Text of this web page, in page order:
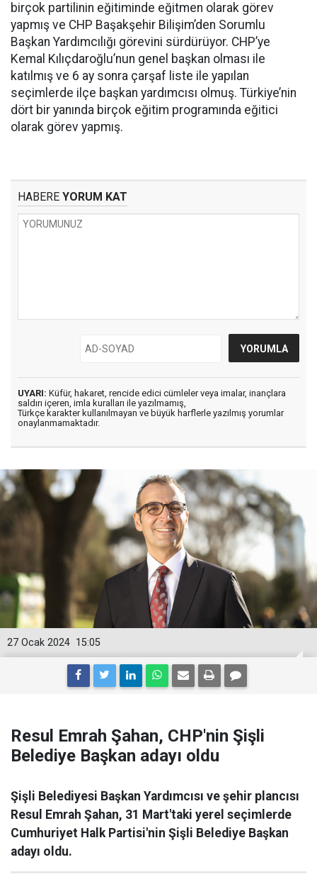
birçok partilinin eğitiminde eğitmen olarak görev
yapmış ve CHP Başakşehir Bilişim’den Sorumlu
Başkan Yardımcılığı görevini sürdürüyor. CHP’ye
Kemal Kılıçdaroğlu’nun genel başkan olması ile
katılmış ve 6 ay sonra çarşaf liste ile yapılan
seçimlerde ilçe başkan yardımcısı olmuş. Türkiye’nin
dört bir yanında birçok eğitim programında eğitici
olarak görev yapmış.
HABERE YORUM KAT
UYARI: Küfür, hakaret, rencide edici cümleler veya imalar, inançlara
saldırı içeren, imla kuralları ile yazılmamış,
Türkçe karakter kullanılmayan ve büyük harflerle yazılmış yorumlar
onaylanmamaktadır.
15:05
27 Ocak 2024
Resul Emrah Şahan, CHP'nin Şişli
Belediye Başkan adayı oldu
Şişli Belediyesi Başkan Yardımcısı ve şehir plancısı
Resul Emrah Şahan, 31 Mart'taki yerel seçimlerde
Cumhuriyet Halk Partisi'nin Şişli Belediye Başkan
adayı oldu.